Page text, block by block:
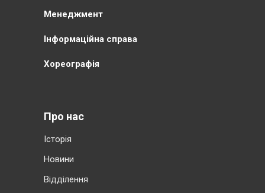
Менеджмент
Інформаційна справа
Хореографія
Про нас
Історія
Новини
Відділення